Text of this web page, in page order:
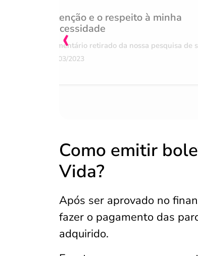
Atenção e o respeito à minha
necessidade
Comentário retirado da nossa pesquisa de
07/03/2023
‹
Como emitir
Vida?
Após ser aprovado no
fazer o pagamento das
adquirido.